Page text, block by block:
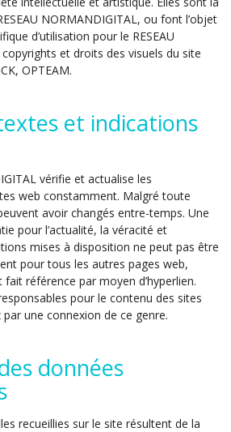
NORMANDIGITAL, ou font l’objet
d’utilisation pour le RESEAU
et droits des visuels du site
OPTEAM.
et indications
vérifie et actualise les
web constamment. Malgré toute
avoir changés entre-temps. Une
pour l’actualité, la véracité et
mises à disposition ne peut pas être
pour tous les autres pages web,
référence par moyen d’hyperlien.
pour le contenu des sites
une connexion de ce genre.
données
recueillies sur le site résultent de la